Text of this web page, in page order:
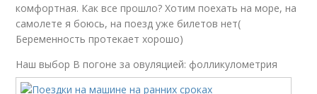
комфортная. Как все прошло? Хотим поехать на море, на
самолете я боюсь, на поезд уже билетов нет(
Беременность протекает хорошо)
Наш выбор В погоне за овуляцией: фолликулометрия